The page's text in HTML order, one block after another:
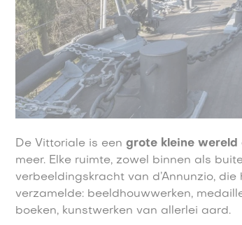
De Vittoriale is een grote kleine wereld
meer. Elke ruimte, zowel binnen als
verbeeldingskracht van d’Annunzio, die
verzamelde: beeldhouwwerken,
boeken, kunstwerken van allerlei aard.